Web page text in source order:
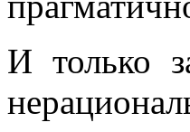
И только